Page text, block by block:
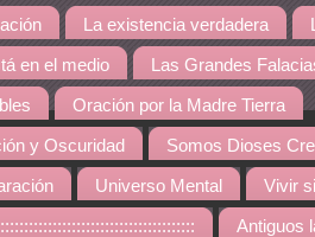
La existencia verdadera
en el medio Las Grandes
Oración por la Madre Tierra
y Oscuridad Somos Dioses
Universo Mental Vivir
Antiguos